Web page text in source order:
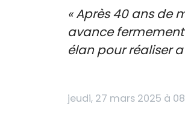
« Après 40 ans de
avance
élan pour réaliser
jeudi, 27 mars 2025 à